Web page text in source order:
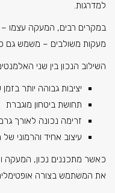
למדרגות.
במקרים רבים, המעקה עצמו
מעקות משולבים – משמש גם
השילוב הנכון בין שני
יציבות גבוהה יותר
תחושת ביטחון מוגברת
זרימה נכונה לאורך
עיצוב אחיד והרמוני
כאשר מתכננים נכון,
את המשתמש בצורה